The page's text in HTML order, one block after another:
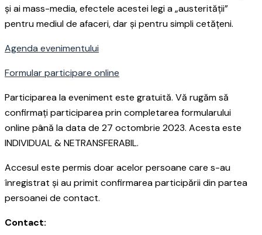
și ai mass-media, efectele acestei legi a „austerității”
pentru mediul de afaceri, dar și pentru simpli cetățeni.
Agenda evenimentului
Formular participare online
Participarea la eveniment este gratuită. Vă rugăm să
confirmați participarea prin completarea formularului
online până la data de 27 octombrie 2023. Acesta este
INDIVIDUAL & NETRANSFERABIL.
Accesul este permis doar acelor persoane care s-au
înregistrat și au primit confirmarea participării din partea
persoanei de contact.
Contact: